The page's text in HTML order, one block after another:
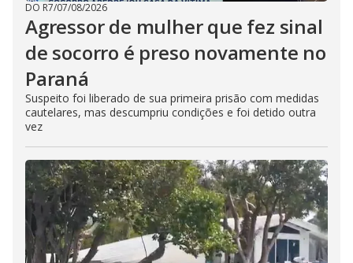
DO R7/07/08/2026
Agressor de mulher que fez sinal
de socorro é preso novamente no
Paraná
Suspeito foi liberado de sua primeira prisão com medidas
cautelares, mas descumpriu condições e foi detido outra
vez